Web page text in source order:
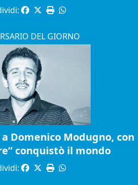
DEL GIORNO
a Domenico Modugno, con
conquistò il mondo